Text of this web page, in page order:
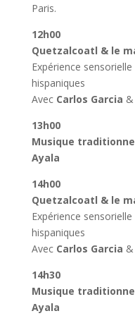
Paris.
12h00
Quetzalcoatl & le
Expérience
hispaniques
Avec Carlos Garcia &
13h00
Musique
Ayala
14h00
Quetzalcoatl & le
Expérience
hispaniques
Avec Carlos Garcia &
14h30
Musique
Ayala